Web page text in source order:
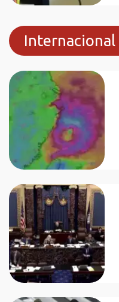
Internacional